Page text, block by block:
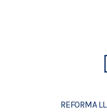
REFORMA